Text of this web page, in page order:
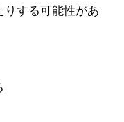
りする可能性があ